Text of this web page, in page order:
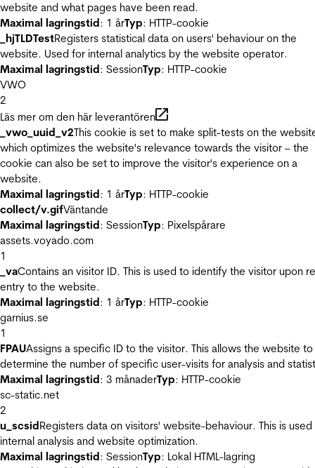
website and what pages have been read.
Maximal lagringstid: 1 årTyp: HTTP-cookie
_hjTLDTestRegisters statistical data on users' behaviour on the
website. Used for internal analytics by the website operator.
Maximal lagringstid: SessionTyp: HTTP-cookie
VWO
2
Läs mer om den här leverantören
_vwo_uuid_v2This cookie is set to make split-tests on the
which optimizes the website's relevance towards the visitor – the
cookie can also be set to improve the visitor's experience on a
website.
Maximal lagringstid: 1 årTyp: HTTP-cookie
collect/v.gifVäntande
Maximal lagringstid: SessionTyp: Pixelspårare
assets.voyado.com
1
_vaContains an visitor ID. This is used to identify the visitor upon
entry to the website.
Maximal lagringstid: 1 årTyp: HTTP-cookie
garnius.se
1
FPAUAssigns a specific ID to the visitor. This allows the website to
determine the number of specific user-visits for analysis and
Maximal lagringstid: 3 månaderTyp: HTTP-cookie
sc-static.net
2
u_scsidRegisters data on visitors' website-behaviour. This is
internal analysis and website optimization.
Maximal lagringstid: SessionTyp: Lokal HTML-lagring